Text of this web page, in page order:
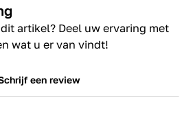
artikel? Deel uw ervaring met
wat u er van vindt!
een review